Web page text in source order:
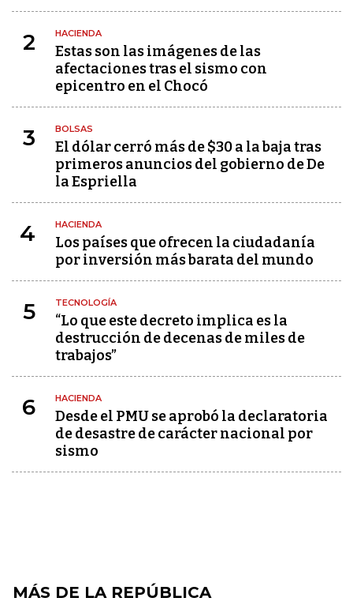
2 HACIENDA
Estas son las imágenes de las
afectaciones tras el sismo con
epicentro en el Chocó
3 BOLSAS
El dólar cerró más de $30 a la baja tras
primeros anuncios del gobierno de De
la Espriella
4 HACIENDA
Los países que ofrecen la ciudadanía
por inversión más barata del mundo
5 TECNOLOGÍA
“Lo que este decreto implica es la
destrucción de decenas de miles de
trabajos”
6 HACIENDA
Desde el PMU se aprobó la declaratoria
de desastre de carácter nacional por
sismo
MÁS DE LA REPÚBLICA